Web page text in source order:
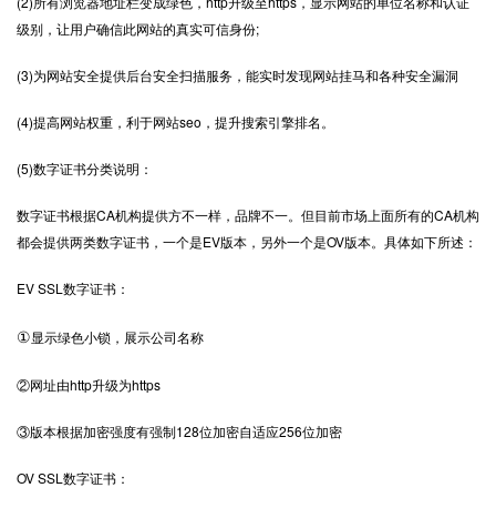
级别，让用户确信此网站的真实可信身份;
(3)为网站安全提供后台安全扫描服务，能实时发现网站挂马和各种安全漏洞
(4)提高网站权重，利于网站seo，提升搜索引擎排名。
(5)数字证书分类说明：
数字证书根据CA机构提供方不一样，品牌不一。但目前市场上面所有的CA机构
都会提供两类数字证书，一个是EV版本，另外一个是OV版本。具体如下所述：
EV SSL数字证书：
①显示绿色小锁，展示公司名称
②网址由http升级为https
③版本根据加密强度有强制128位加密自适应256位加密
OV SSL数字证书：